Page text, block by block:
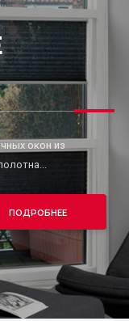
окон из
ПОДРОБНЕЕ